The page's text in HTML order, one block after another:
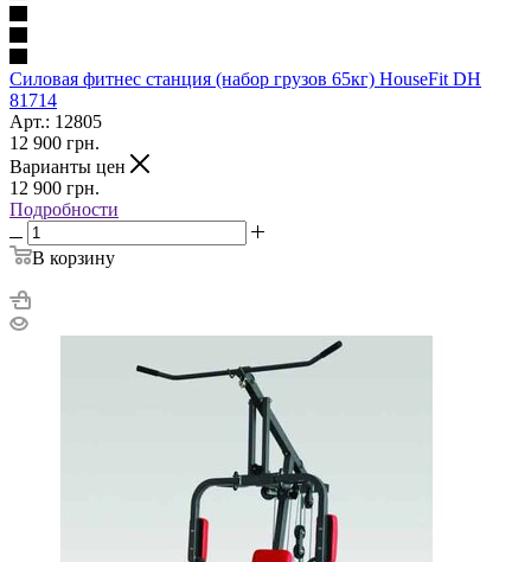
Силовая фитнес станция (набор грузов 65кг) HouseFit DH
81714
Арт.: 12805
12 900 грн.
Варианты цен
12 900 грн.
Подробности
В корзину